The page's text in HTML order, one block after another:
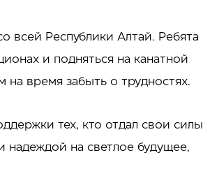
всей Республики Алтай. Ребята
и подняться на канатной
на время забыть о трудностях.
тех, кто отдал свои силы
на светлое будущее,